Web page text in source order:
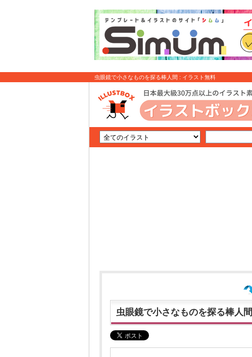
虫眼鏡で小さなものを探る棒人間 : イラスト無料
虫眼鏡で小さなものを探る棒人間